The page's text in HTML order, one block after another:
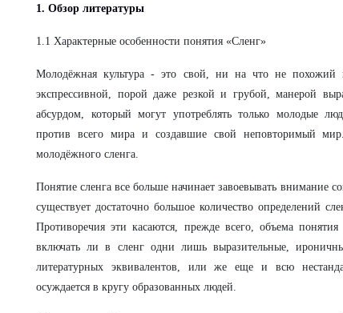
1. Обзор литературы
1.1 Характерные особенности понятия «Сленг»
Молодёжная культура - это свой, ни на что не похожий
экспрессивной, порой даже резкой и грубой, манерой
абсурдом, который могут употреблять только молодые
против всего мира и создавшие свой неповторимый
молодёжного сленга.
Понятие сленга все больше начинает завоевывать внимание
существует достаточно большое количество определений
Противоречия эти касаются, прежде всего, объема
включать ли в сленг одни лишь выразительные,
литературных эквивалентов, или же еще и всю
осуждается в кругу образованных людей.